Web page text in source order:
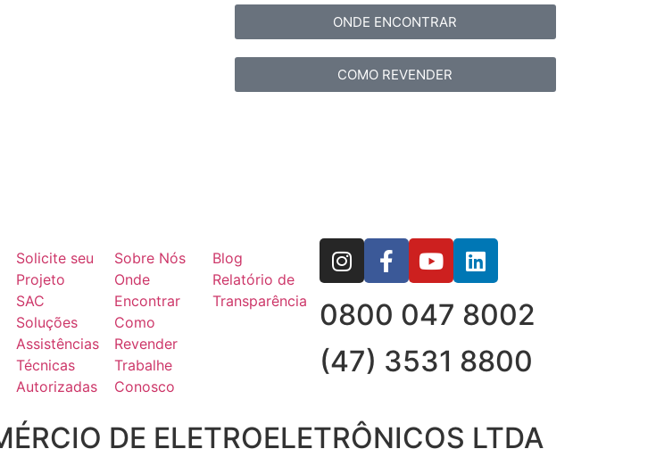
ONDE ENCONTRAR
COMO REVENDER
Solicite seu
Projeto
SAC
Soluções
Assistências
Técnicas
Autorizadas
Sobre Nós
Onde
Encontrar
Como
Revender
Trabalhe
Conosco
Blog
Relatório de
Transparência
0800 047 8002
(47) 3531 8800
DE ELETROELETRÔNICOS LTDA